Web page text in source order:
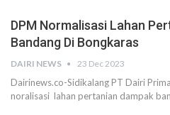
DPM Normalisasi Lahan
Bandang Di Bongkaras
DAIRI NEWS 23 Dec 2023
Dairinews.co-Sidikalang PT Dairi
noralisasi lahan pertanian dampak